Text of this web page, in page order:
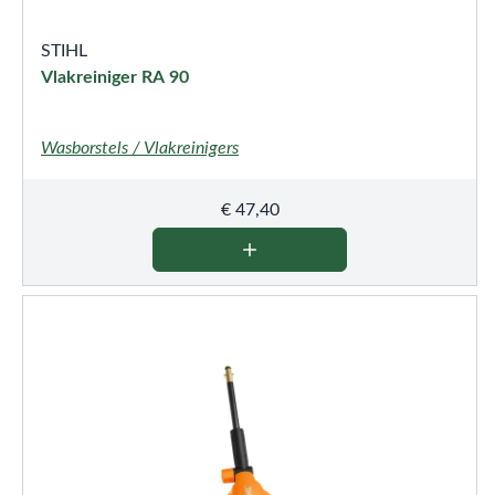
STIHL
Vlakreiniger RA 90
Wasborstels / Vlakreinigers
€47,40